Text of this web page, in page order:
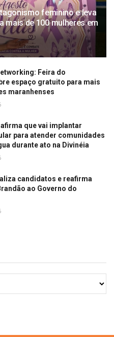
feminino e leva
mais de 100 mulheres em
Feira do
espaço gratuito para mais
maranhenses
que vai implantar
para atender comunidades
durante ato na Divinéia
candidatos e reafirma
ao Governo do